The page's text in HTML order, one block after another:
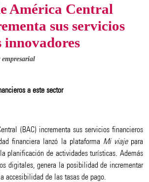
América Central
sus servicios
innovadores
empresarial
a este sector
(BAC) incrementa sus servicios financieros
financiera lanzó la plataforma Mi viajepara
planificación de actividades turísticas. Además
digitales, genera la posibilidad de incrementar
accesibilidad de las tasas de pago.